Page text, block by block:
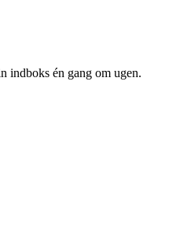
indboks én gang om ugen.